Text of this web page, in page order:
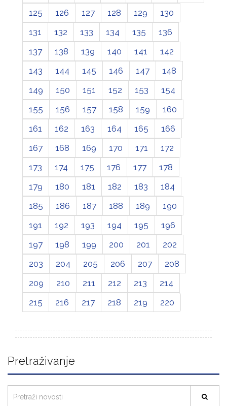
125 126 127 128 129
130
131
132 133 134 135
136
137
138 139 140 141
142
143
144 145 146 147
148
149
150 151 152 153
154
155
156 157 158 159
160
161
162 163 164 165
166
167
168 169 170 171
172
173
174 175 176 177
178
179
180 181 182 183
184
185
186 187 188 189
190
191
192 193 194 195
196
197
198 199 200 201
202
203
204 205 206 207
208
209
210 211 212 213
214
215
216 217 218 219 220
Pretraživanje